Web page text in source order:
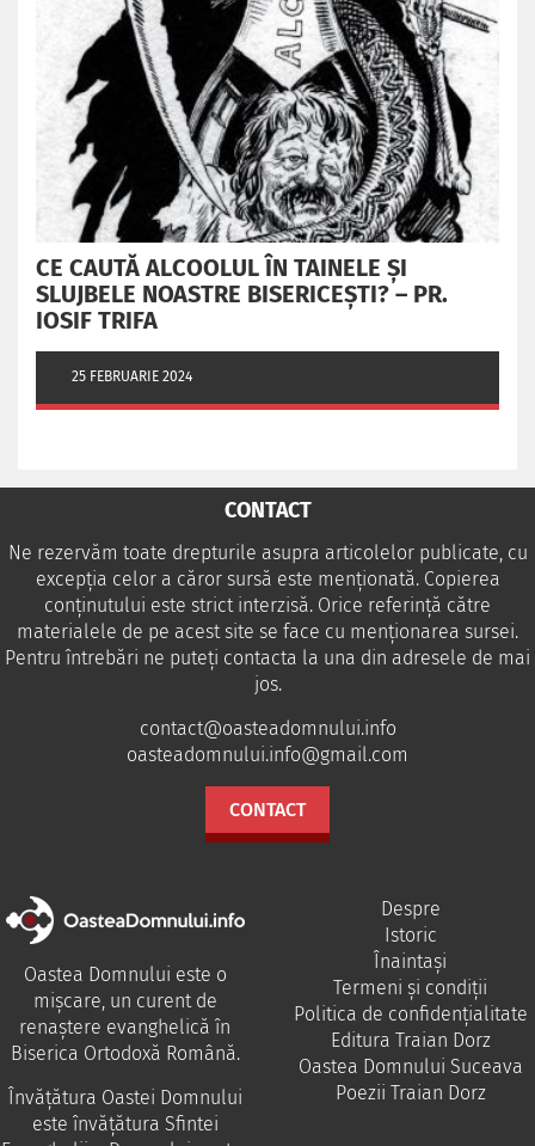
CE CAUTĂ ALCOOLUL ÎN TAINELE ŞI
SLUJBELE NOASTRE BISERICEŞTI? – PR.
IOSIF TRIFA
25 FEBRUARIE 2024
CONTACT
Ne rezervăm toate drepturile asupra articolelor publicate, cu
excepția celor a căror sursă este menționată. Copierea
conținutului este strict interzisă. Orice referință către
materialele de pe acest site se face cu menționarea sursei.
Pentru întrebări ne puteţi contacta la una din adresele de mai
jos.
contact@oasteadomnului.info
oasteadomnului.info@gmail.com
CONTACT
Oastea Domnului este o
mișcare, un curent de
renaștere evanghelică în
Biserica Ortodoxă Română.
Învăţătura Oastei Domnului
este învăţătura Sfintei
Despre
Istoric
Înaintași
Termeni și condiții
Politica de confidențialitate
Editura Traian Dorz
Oastea Domnului Suceava
Poezii Traian Dorz